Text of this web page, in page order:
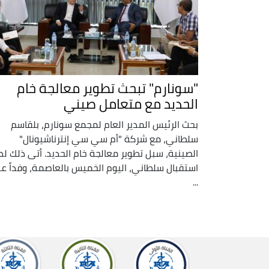
"سونارم" تبحث تطوير معالجة خام
الحديد مع متعامل صيني
بحث الرئيس المدير العام لمجمع سونارم، بلقاسم
سلطاني، مع شركة "أم سي سي إنترناشيونال"
الصينية، سبل تطوير معالجة خام الحديد. أتى ذلك
استقبال سلطاني، اليوم الخميس بالعاصمة، وفداً
...